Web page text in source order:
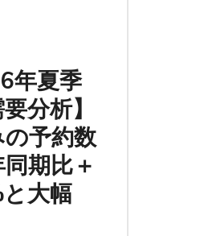
年夏季
分析】
予約数
期比＋
大幅